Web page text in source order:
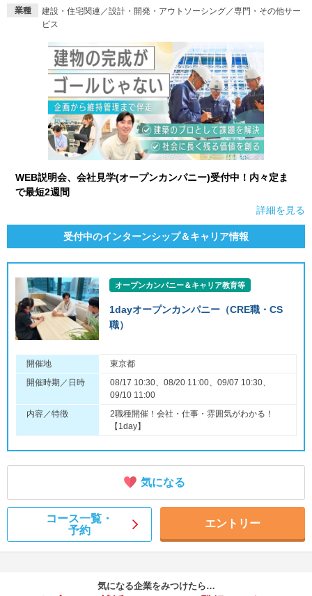
業種
建設・住宅関連／設計・開発・アウトソーシング／専門・その他サー
ビス
WEB説明会、会社見学(オープンカンパニー)受付中！内々定ま
で最短2週間
詳細を見る
受付中のインターンシップ＆キャリア情報
オープンカンパニー＆キャリア教育等
1dayオープンカンパニー（CRE職・CS
職）
開催地
東京都
開催時期／日時
08/17 10:30、08/20 11:00、09/07 10:30、
09/10 11:00
内容／特徴
2職種開催！会社・仕事・雰囲気がわかる！
【1day】
気になる
コース一覧・
予約
エントリー
気になる企業をみつけたら…